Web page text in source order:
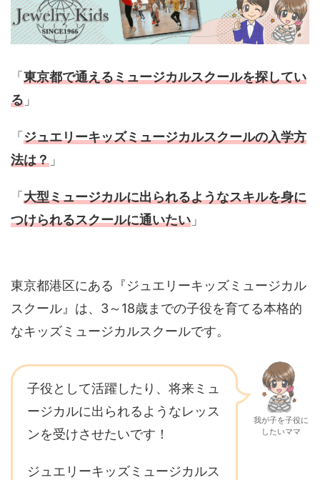
「 東京都で通えるミュージカルスクールを探してい
る 」
「 ジュエリーキッズミュージカルスクールの入学方
法は？ 」
「 大型ミュージカルに出られるようなスキルを身に
つけられるスクールに通いたい 」
東京都港区にある『ジュエリーキッズミュージカル
スクール』は、3～18歳までの子役を育てる本格的
なキッズミュージカルスクールです。
子役として活躍したり、将来ミュ
ージカルに出られるようなレッス
ンを受けさせたいです！
ジュエリーキッズミュージカルス
我が子を子役に
したいママ